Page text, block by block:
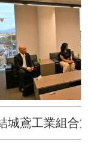
城鳶工業組合